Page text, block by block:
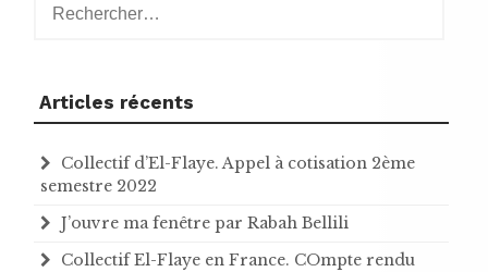
Articles récents
Collectif d’El-Flaye. Appel à cotisation 2ème
semestre 2022
J’ouvre ma fenêtre par Rabah Bellili
Collectif El-Flaye en France. COmpte rendu